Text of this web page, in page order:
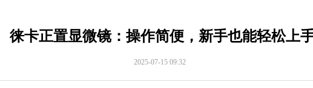
徕卡正置显微镜：操作简便，新手也能轻松上
2025-07-15 09:32